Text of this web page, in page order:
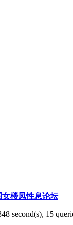
女楼凤性息论坛
second(s), 15